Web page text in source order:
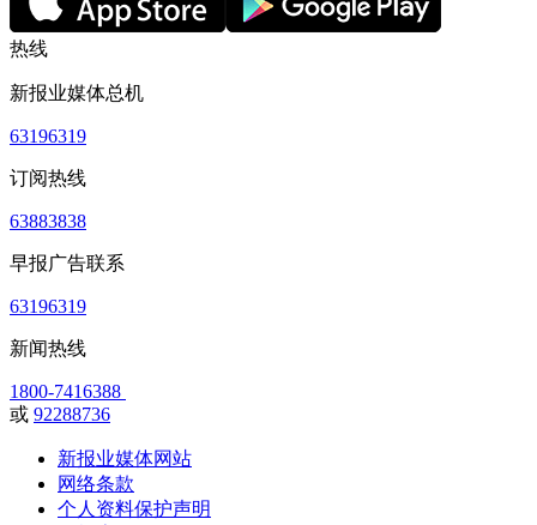
热线
新报业媒体总机
63196319
订阅热线
63883838
早报广告联系
63196319
新闻热线
1800-7416388
或 92288736
新报业媒体网站
网络条款
个人资料保护声明